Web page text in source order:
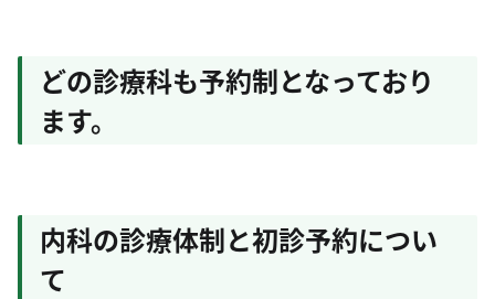
どの診療科も予約制となっており
ます。
内科の診療体制と初診予約につい
て